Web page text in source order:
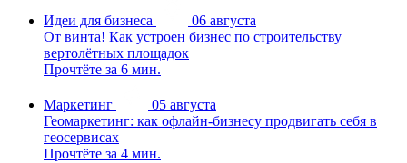
Идеи для бизнеса
06 августа
От винта! Как устроен бизнес по строительству
вертолётных площадок
Прочтёте за 6 мин.
Маркетинг
05 августа
Геомаркетинг: как офлайн-бизнесу продвигать себя в
геосервисах
Прочтёте за 4 мин.